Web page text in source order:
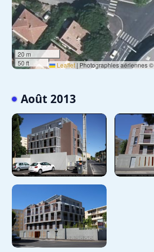
20 m
50 ft
Leaflet | Photographies aériennes ©
Août 2013